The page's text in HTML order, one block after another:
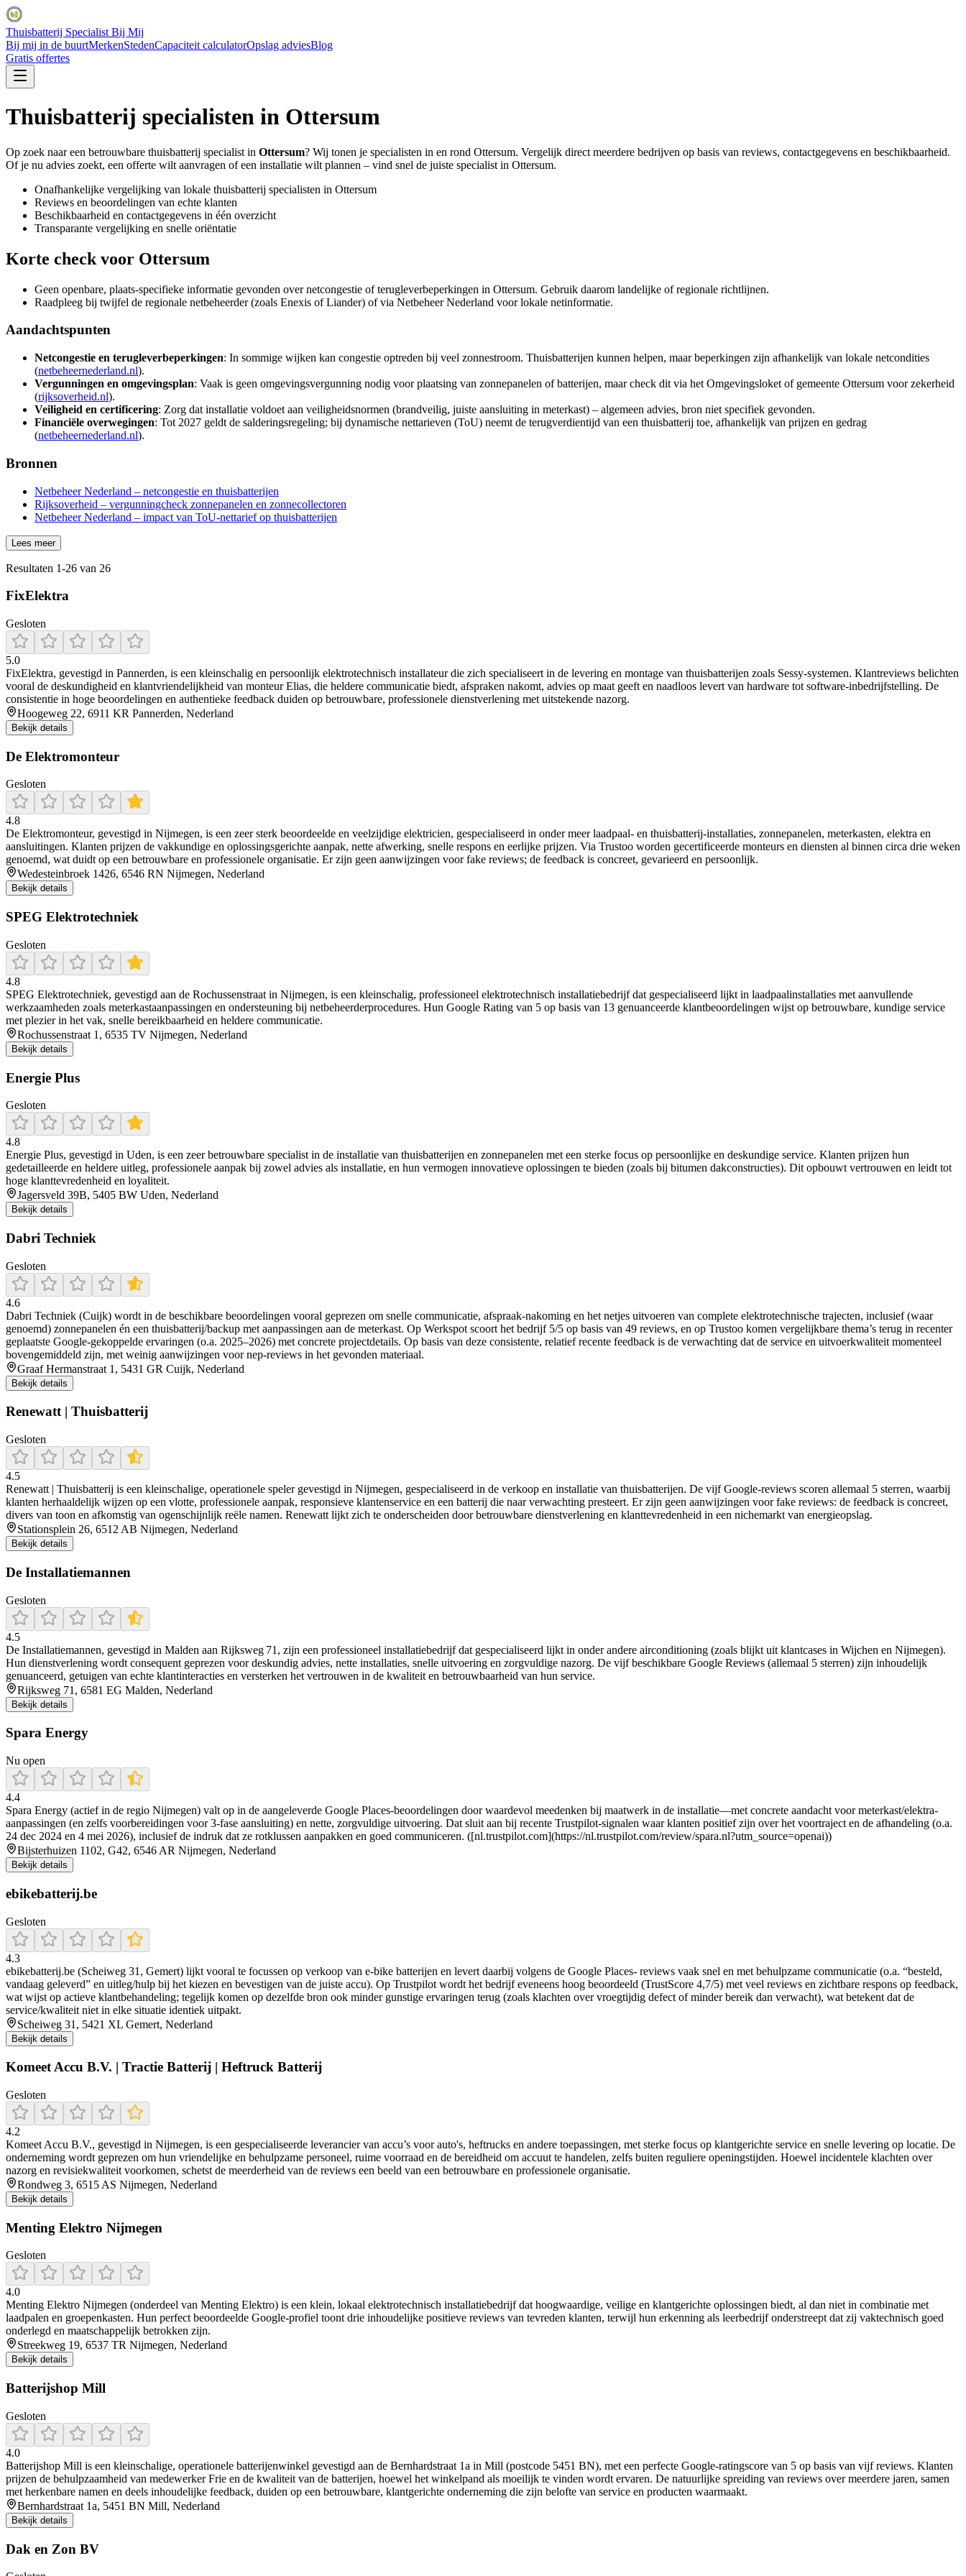
Thuisbatterij Specialist Bij Mij
Bij mij in de buurtMerkenStedenCapaciteit calculatorOpslag adviesBlog
Gratis offertes
Thuisbatterij specialisten in Ottersum
Op zoek naar een betrouwbare thuisbatterij specialist in Ottersum? Wij tonen je specialisten in en rond Ottersum. Vergelijk direct meerdere bedrijven op basis van reviews, contactgegevens en beschikbaarheid.
Of je nu advies zoekt, een offerte wilt aanvragen of een installatie wilt plannen – vind snel de juiste specialist in Ottersum.
Onafhankelijke vergelijking van lokale thuisbatterij specialisten in Ottersum
Reviews en beoordelingen van echte klanten
Beschikbaarheid en contactgegevens in één overzicht
Transparante vergelijking en snelle oriëntatie
Korte check voor Ottersum
Geen openbare, plaats-specifieke informatie gevonden over netcongestie of terugleverbeperkingen in Ottersum. Gebruik daarom landelijke of regionale richtlijnen.
Raadpleeg bij twijfel de regionale netbeheerder (zoals Enexis of Liander) of via Netbeheer Nederland voor lokale netinformatie.
Aandachtspunten
Netcongestie en terugleverbeperkingen: In sommige wijken kan congestie optreden bij veel zonnestroom. Thuisbatterijen kunnen helpen, maar beperkingen zijn afhankelijk van lokale netcondities
(netbeheernederland.nl).
Vergunningen en omgevingsplan: Vaak is geen omgevingsvergunning nodig voor plaatsing van zonnepanelen of batterijen, maar check dit via het Omgevingsloket of gemeente Ottersum voor zekerheid
(rijksoverheid.nl).
Veiligheid en certificering: Zorg dat installatie voldoet aan veiligheidsnormen (brandveilig, juiste aansluiting in meterkast) – algemeen advies, bron niet specifiek gevonden.
Financiële overwegingen: Tot 2027 geldt de salderingsregeling; bij dynamische nettarieven (ToU) neemt de terugverdientijd van een thuisbatterij toe, afhankelijk van prijzen en gedrag
(netbeheernederland.nl).
Bronnen
Netbeheer Nederland – netcongestie en thuisbatterijen
Rijksoverheid – vergunningcheck zonnepanelen en zonnecollectoren
Netbeheer Nederland – impact van ToU-nettarief op thuisbatterijen
Lees meer
Resultaten 1-26 van 26
FixElektra
Gesloten
5.0
FixElektra, gevestigd in Pannerden, is een kleinschalig en persoonlijk elektrotechnisch installateur die zich specialiseert in de levering en montage van thuisbatterijen zoals Sessy‑systemen. Klantreviews belichten
vooral de deskundigheid en klantvriendelijkheid van monteur Elias, die heldere communicatie biedt, afspraken nakomt, advies op maat geeft en naadloos levert van hardware tot software‑inbedrijfstelling. De
consistentie in hoge beoordelingen en authentieke feedback duiden op betrouwbare, professionele dienstverlening met uitstekende nazorg.
Hoogeweg 22, 6911 KR Pannerden, Nederland
Bekijk details
De Elektromonteur
Gesloten
4.8
De Elektromonteur, gevestigd in Nijmegen, is een zeer sterk beoordeelde en veelzijdige elektricien, gespecialiseerd in onder meer laadpaal- en thuisbatterij-installaties, zonnepanelen, meterkasten, elektra en
aansluitingen. Klanten prijzen de vakkundige en oplossingsgerichte aanpak, nette afwerking, snelle respons en eerlijke prijzen. Via Trustoo worden gecertificeerde monteurs en diensten al binnen circa drie weken
genoemd, wat duidt op een betrouwbare en professionele organisatie. Er zijn geen aanwijzingen voor fake reviews; de feedback is concreet, gevarieerd en persoonlijk.
Wedesteinbroek 1426, 6546 RN Nijmegen, Nederland
Bekijk details
SPEG Elektrotechniek
Gesloten
4.8
SPEG Elektrotechniek, gevestigd aan de Rochussenstraat in Nijmegen, is een kleinschalig, professioneel elektrotechnisch installatiebedrijf dat gespecialiseerd lijkt in laadpaalinstallaties met aanvullende
werkzaamheden zoals meterkastaanpassingen en ondersteuning bij netbeheerderprocedures. Hun Google Rating van 5 op basis van 13 genuanceerde klantbeoordelingen wijst op betrouwbare, kundige service
met plezier in het vak, snelle bereikbaarheid en heldere communicatie.
Rochussenstraat 1, 6535 TV Nijmegen, Nederland
Bekijk details
Energie Plus
Gesloten
4.8
Energie Plus, gevestigd in Uden, is een zeer betrouwbare specialist in de installatie van thuisbatterijen en zonnepanelen met een sterke focus op persoonlijke en deskundige service. Klanten prijzen hun
gedetailleerde en heldere uitleg, professionele aanpak bij zowel advies als installatie, en hun vermogen innovatieve oplossingen te bieden (zoals bij bitumen dakconstructies). Dit opbouwt vertrouwen en leidt tot
hoge klanttevredenheid en loyaliteit.
Jagersveld 39B, 5405 BW Uden, Nederland
Bekijk details
Dabri Techniek
Gesloten
4.6
Dabri Techniek (Cuijk) wordt in de beschikbare beoordelingen vooral geprezen om snelle communicatie, afspraak-nakoming en het netjes uitvoeren van complete elektrotechnische trajecten, inclusief (waar
genoemd) zonnepanelen én een thuisbatterij/backup met aanpassingen aan de meterkast. Op Werkspot scoort het bedrijf 5/5 op basis van 49 reviews, en op Trustoo komen vergelijkbare thema’s terug in recenter
geplaatste Google-gekoppelde ervaringen (o.a. 2025–2026) met concrete projectdetails. Op basis van deze consistente, relatief recente feedback is de verwachting dat de service en uitvoerkwaliteit momenteel
bovengemiddeld zijn, met weinig aanwijzingen voor nep-reviews in het gevonden materiaal.
Graaf Hermanstraat 1, 5431 GR Cuijk, Nederland
Bekijk details
Renewatt | Thuisbatterij
Gesloten
4.5
Renewatt | Thuisbatterij is een kleinschalige, operationele speler gevestigd in Nijmegen, gespecialiseerd in de verkoop en installatie van thuisbatterijen. De vijf Google-reviews scoren allemaal 5 sterren, waarbij
klanten herhaaldelijk wijzen op een vlotte, professionele aanpak, responsieve klantenservice en een batterij die naar verwachting presteert. Er zijn geen aanwijzingen voor fake reviews: de feedback is concreet,
divers van toon en afkomstig van ogenschijnlijk reële namen. Renewatt lijkt zich te onderscheiden door betrouwbare dienstverlening en klanttevredenheid in een nichemarkt van energieopslag.
Stationsplein 26, 6512 AB Nijmegen, Nederland
Bekijk details
De Installatiemannen
Gesloten
4.5
De Installatiemannen, gevestigd in Malden aan Rijksweg 71, zijn een professioneel installatiebedrijf dat gespecialiseerd lijkt in onder andere airconditioning (zoals blijkt uit klantcases in Wijchen en Nijmegen).
Hun dienstverlening wordt consequent geprezen voor deskundig advies, nette installaties, snelle uitvoering en zorgvuldige nazorg. De vijf beschikbare Google Reviews (allemaal 5 sterren) zijn inhoudelijk
genuanceerd, getuigen van echte klantinteracties en versterken het vertrouwen in de kwaliteit en betrouwbaarheid van hun service.
Rijksweg 71, 6581 EG Malden, Nederland
Bekijk details
Spara Energy
Nu open
4.4
Spara Energy (actief in de regio Nijmegen) valt op in de aangeleverde Google Places-beoordelingen door waardevol meedenken bij maatwerk in de installatie—met concrete aandacht voor meterkast/elektra-
aanpassingen (en zelfs voorbereidingen voor 3-fase aansluiting) en nette, zorgvuldige uitvoering. Dat sluit aan bij recente Trustpilot-signalen waar klanten positief zijn over het voortraject en de afhandeling (o.a.
24 dec 2024 en 4 mei 2026), inclusief de indruk dat ze rotklussen aanpakken en goed communiceren. ([nl.trustpilot.com](https://nl.trustpilot.com/review/spara.nl?utm_source=openai))
Bijsterhuizen 1102, G42, 6546 AR Nijmegen, Nederland
Bekijk details
ebikebatterij.be
Gesloten
4.3
ebikebatterij.be (Scheiweg 31, Gemert) lijkt vooral te focussen op verkoop van e-bike batterijen en levert daarbij volgens de Google Places- reviews vaak snel en met behulpzame communicatie (o.a. “besteld,
vandaag geleverd” en uitleg/hulp bij het kiezen en bevestigen van de juiste accu). Op Trustpilot wordt het bedrijf eveneens hoog beoordeeld (TrustScore 4,7/5) met veel reviews en zichtbare respons op feedback,
wat wijst op actieve klantbehandeling; tegelijk komen op dezelfde bron ook minder gunstige ervaringen terug (zoals klachten over vroegtijdig defect of minder bereik dan verwacht), wat betekent dat de
service/kwaliteit niet in elke situatie identiek uitpakt.
Scheiweg 31, 5421 XL Gemert, Nederland
Bekijk details
Komeet Accu B.V. | Tractie Batterij | Heftruck Batterij
Gesloten
4.2
Komeet Accu B.V., gevestigd in Nijmegen, is een gespecialiseerde leverancier van accu’s voor auto's, heftrucks en andere toepassingen, met sterke focus op klantgerichte service en snelle levering op locatie. De
onderneming wordt geprezen om hun vriendelijke en behulpzame personeel, ruime voorraad en de bereidheid om accuut te handelen, zelfs buiten reguliere openingstijden. Hoewel incidentele klachten over
nazorg en revisiekwaliteit voorkomen, schetst de meerderheid van de reviews een beeld van een betrouwbare en professionele organisatie.
Rondweg 3, 6515 AS Nijmegen, Nederland
Bekijk details
Menting Elektro Nijmegen
Gesloten
4.0
Menting Elektro Nijmegen (onderdeel van Menting Elektro) is een klein, lokaal elektrotechnisch installatiebedrijf dat hoogwaardige, veilige en klantgerichte oplossingen biedt, al dan niet in combinatie met
laadpalen en groepenkasten. Hun perfect beoordeelde Google-profiel toont drie inhoudelijke positieve reviews van tevreden klanten, terwijl hun erkenning als leerbedrijf onderstreept dat zij vaktechnisch goed
onderlegd en maatschappelijk betrokken zijn.
Streekweg 19, 6537 TR Nijmegen, Nederland
Bekijk details
Batterijshop Mill
Gesloten
4.0
Batterijshop Mill is een kleinschalige, operationele batterijenwinkel gevestigd aan de Bernhardstraat 1a in Mill (postcode 5451 BN), met een perfecte Google-ratingscore van 5 op basis van vijf reviews. Klanten
prijzen de behulpzaamheid van medewerker Frie en de kwaliteit van de batterijen, hoewel het winkelpand als moeilijk te vinden wordt ervaren. De natuurlijke spreiding van reviews over meerdere jaren, samen
met herkenbare namen en deels inhoudelijke feedback, duiden op een betrouwbare, klantgerichte onderneming die zijn belofte van service en producten waarmaakt.
Bernhardstraat 1a, 5451 BN Mill, Nederland
Bekijk details
Dak en Zon BV